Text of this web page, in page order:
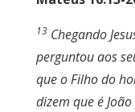
13 Chegando
perguntou aos
que o Filho do
dizem que é